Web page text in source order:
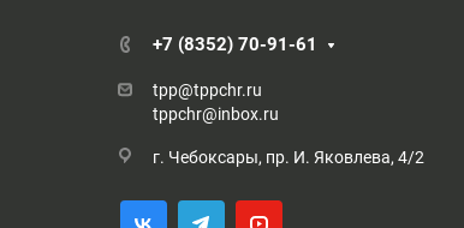
+7 (8352) 70-91-61
tpp@tppchr.ru
tppchr@inbox.ru
г. Чебоксары, пр. И. Яковлева, 4/2